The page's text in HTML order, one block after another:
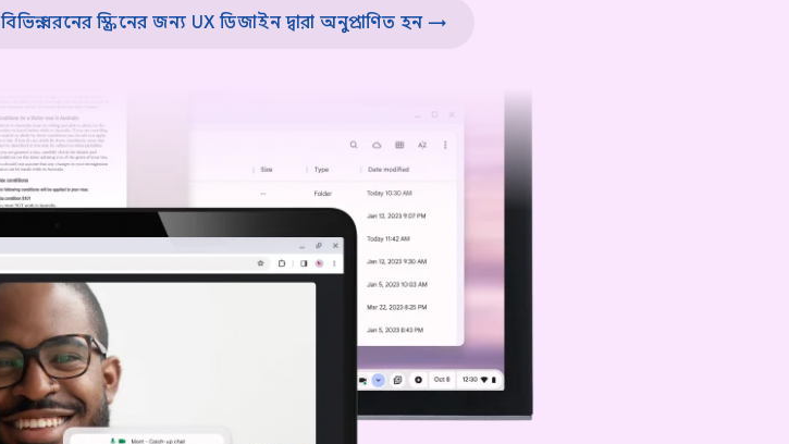
বিভিন্ন ধরনের স্ক্রিনের জন্য UX ডিজাইন দ্বারা অনুপ্রাণিত হন →